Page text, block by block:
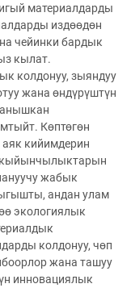
материалдарды
издөөдөн
чейинки бардык
кылат.
колдонуу, зыяндуу
жана өндүрүштүн
Көптөгөн
кийимдерин
кыйынчылыктарын
жабык
андан улам
экологиялык
колдонуу, чөп
жана ташуу
инновациялык